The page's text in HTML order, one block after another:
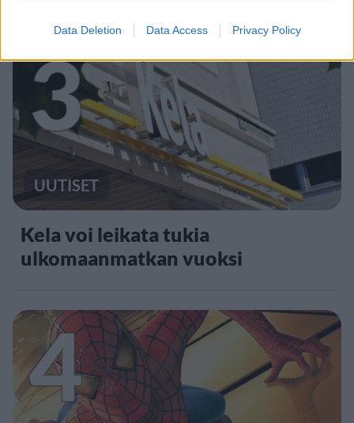
Data Deletion Data Access Privacy Policy
3
UUTISET
Kela voi leikata tukia
ulkomaanmatkan vuoksi
4